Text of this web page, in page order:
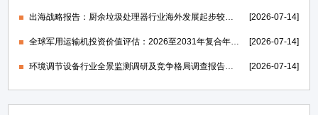
出海战略报告：厨余垃圾处理器行业海外发展起步较早，行业成熟度高-中金企信发布 [2026-07-14]
全球军用运输机投资价值评估：2026至2031年复合年均增长率维持在1.39%-中金企信发布 [2026-07-14]
环境调节设备行业全景监测调研及竞争格局调查报告（可定制）-中金企信发布 [2026-07-14]